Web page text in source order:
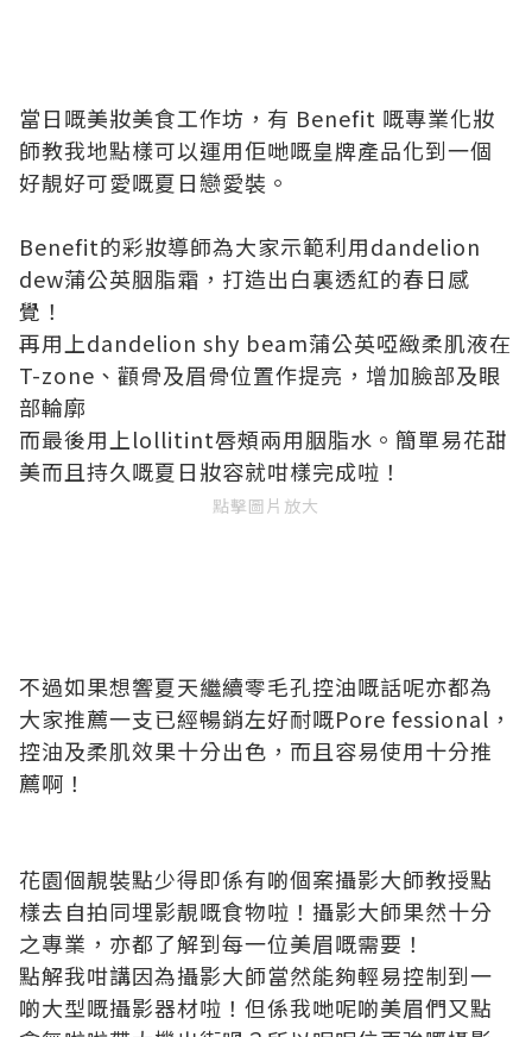
當日嘅美妝美食工作坊，有 Benefit 嘅專業化妝
師教我地點樣可以運用佢哋嘅皇牌產品化到一個
好靚好可愛嘅夏日戀愛裝。
Benefit的彩妝導師為大家示範利用dandelion
dew蒲公英胭脂霜，打造出白裏透紅的春日感
覺！
再用上dandelion shy beam蒲公英啞緻柔肌液在
T-zone、顴骨及眉骨位置作提亮，增加臉部及眼
部輪廓
而最後用上lollitint唇頰兩用胭脂水。簡單易花甜
美而且持久嘅夏日妝容就咁樣完成啦！
點擊圖片放大
不過如果想響夏天繼續零毛孔控油嘅話呢亦都為
大家推薦一支已經暢銷左好耐嘅Pore fessional，
控油及柔肌效果十分出色，而且容易使用十分推
薦啊！
花園個靚裝點少得即係有啲個案攝影大師教授點
樣去自拍同埋影靚嘅食物啦！攝影大師果然十分
之專業，亦都了解到每一位美眉嘅需要！
點解我咁講因為攝影大師當然能夠輕易控制到一
啲大型嘅攝影器材啦！但係我哋呢啲美眉們又點